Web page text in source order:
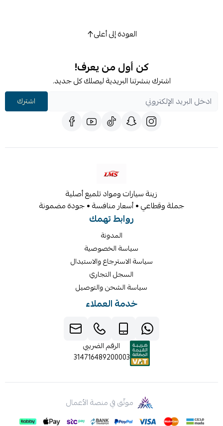
العودة إلى أعلى
كن أول من يعرف!
اشترك بنشرتنا البريدية ليصلك كل جديد.
اشترك
زينة سيارات ومواد تلميع أصلية
جملة وقطاعي • أسعار منافسة • جودة مضمونة
روابط تهمك
المدونة
سياسة الخصوصية
سياسة الاسترجاع والاستبدال
السجل التجاري
سياسة الشحن والتوصيل
خدمة العملاء
الرقم الضريبي
314716489200003
موثّق في منصة الأعمال